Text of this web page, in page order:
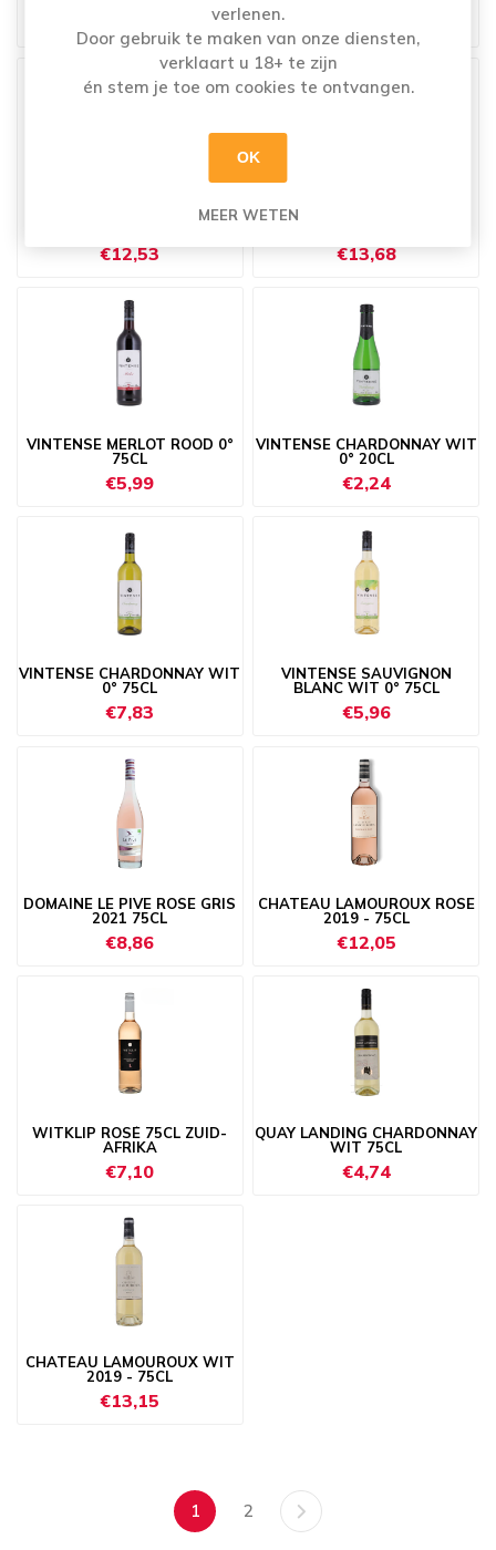
WINE BOX CHENIN BLANC
€12,53
WINE BOX TEMPRANILLO
€13,68
VINTENSE MERLOT ROOD 0°
75CL
€5,99
VINTENSE CHARDONNAY WIT
0° 20CL
€2,24
VINTENSE CHARDONNAY WIT
0° 75CL
€7,83
VINTENSE SAUVIGNON
BLANC WIT 0° 75CL
€5,96
DOMAINE LE PIVE ROSE GRIS
2021 75CL
€8,86
CHATEAU LAMOUROUX ROSE
2019 - 75CL
€12,05
WITKLIP ROSÉ 75CL ZUID-
AFRIKA
€7,10
QUAY LANDING CHARDONNAY
WIT 75CL
€4,74
CHATEAU LAMOUROUX WIT
2019 - 75CL
€13,15
1 2
verlenen.
Door gebruik te maken van onze diensten,
verklaart u 18+ te zijn
én stem je toe om cookies te ontvangen.
OK
MEER WETEN